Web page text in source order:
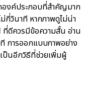
งค์ประกอบที่สำคัญมาก
ม่กี่วินาที หากภาพดูไม่น่า
ดีควรมีข้อความสั้น อ่าน
การออกแบบภาพอย่าง
ป็นอีกวิธีที่ช่วยเพิ่มผู้